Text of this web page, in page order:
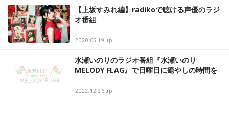
【上坂すみれ編】radikoで聴ける声優のラジ
オ番組
2020.05.19 up
水瀬いのりのラジオ番組『水瀬いのり
MELODY FLAG』で日曜日に癒やしの時間を
2022.12.26 up